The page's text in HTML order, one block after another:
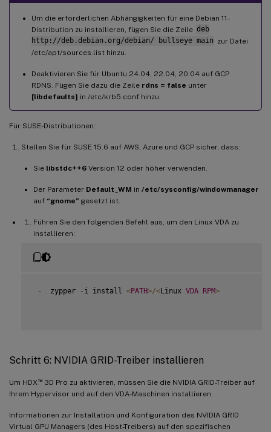
Um die erforderlichen Abhängigkeiten für eine Debian 11-
Distribution zu installieren, fügen Sie die Zeile deb
http://deb.debian.org/debian/ bullseye main zur Datei
/etc/apt/sources.list hinzu.
Deaktivieren Sie für Ubuntu 24.04, 22.04, 20.04 auf GCP
RDNS. Fügen Sie dazu die Zeile rdns = false unter
[libdefaults] in /etc/krb5.conf hinzu.
Für SUSE-Distributionen:
Stellen Sie für SUSE 15.6 auf AWS, Azure und GCP sicher, dass:
Sie libstdc++6 Version 12 oder höher verwenden.
Der Parameter Default_WM in /etc/sysconfig/windowmanager
auf “gnome” gesetzt ist.
Führen Sie den folgenden Befehl aus, um den Linux VDA zu
installieren:
-
  zypper
- i install <PATH>/<Linux VDA RPM>
Schritt 6: NVIDIA GRID-Treiber installieren
Um HDX ™3D Pro zu aktivieren, müssen Sie die NVIDIA GRID-Treiber auf
Ihrem Hypervisor und auf den VDA-Maschinen installieren.
Informationen zur Installation und Konfiguration des NVIDIA GRID
Virtual GPU Managers (des Host-Treibers) auf den spezifischen